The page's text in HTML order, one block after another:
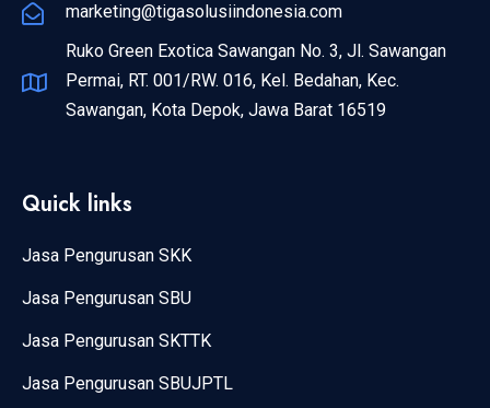
marketing@tigasolusiindonesia.com
Ruko Green Exotica Sawangan No. 3, Jl. Sawangan
Permai, RT. 001/RW. 016, Kel. Bedahan, Kec.
Sawangan, Kota Depok, Jawa Barat 16519
Quick links
Jasa Pengurusan SKK
Jasa Pengurusan SBU
Jasa Pengurusan SKTTK
Jasa Pengurusan SBUJPTL